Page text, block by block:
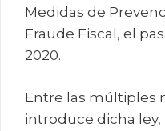
Medidas de
Fraude Fiscal, el
2020.
Entre las múltiples
introduce dicha